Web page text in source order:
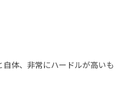
体、非常にハードルが高いも